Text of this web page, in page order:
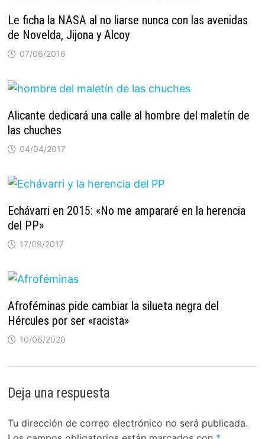
Le ficha la NASA al no liarse nunca con las avenidas
de Novelda, Jijona y Alcoy
07/06/2016
Alicante dedicará una calle al hombre del maletín de
las chuches
04/04/2017
Echávarri en 2015: «No me ampararé en la herencia
del PP»
17/09/2017
Afroféminas pide cambiar la silueta negra del
Hércules por ser «racista»
10/06/2020
Deja una respuesta
Tu dirección de correo electrónico no será publicada.